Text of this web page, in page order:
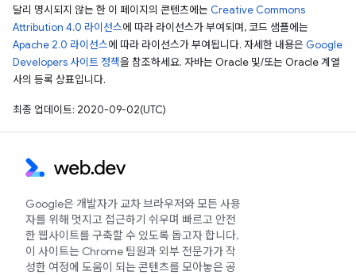
달리 명시되지 않는 한 이 페이지의 콘텐츠에는 Creative Commons
Attribution 4.0 라이선스에 따라 라이선스가 부여되며, 코드 샘플에는
Apache 2.0 라이선스에 따라 라이선스가 부여됩니다. 자세한 내용은 Google
Developers 사이트 정책을 참조하세요. 자바는 Oracle 및/또는 Oracle 계열
사의 등록 상표입니다.
최종 업데이트: 2020-09-02(UTC)
Google은 개발자가 교차 브라우저와 모든 사용
자를 위해 멋지고 접근하기 쉬우며 빠르고 안전
한 웹사이트를 구축할 수 있도록 돕고자 합니다.
이 사이트는 Chrome 팀원과 외부 전문가가 작
성한 여정에 도움이 되는 콘텐츠를 모아놓은 공